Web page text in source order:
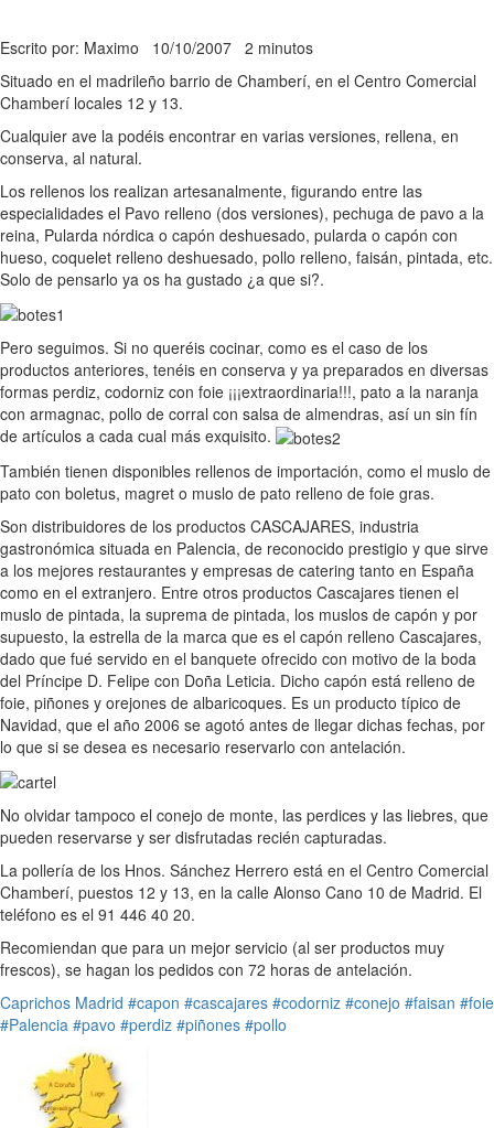
Escrito por: Maximo 10/10/2007 2 minutos
Situado en el madrileño barrio de Chamberí, en el Centro Comercial
Chamberí locales 12 y 13.
Cualquier ave la podéis encontrar en varias versiones, rellena, en
conserva, al natural.
Los rellenos los realizan artesanalmente, figurando entre las
especialidades el Pavo relleno (dos versiones), pechuga de pavo a la
reina, Pularda nórdica o capón deshuesado, pularda o capón con
hueso, coquelet relleno deshuesado, pollo relleno, faisán, pintada, etc.
Solo de pensarlo ya os ha gustado ¿a que si?.
Pero seguimos. Si no queréis cocinar, como es el caso de los
productos anteriores, tenéis en conserva y ya preparados en diversas
formas perdiz, codorniz con foie ¡¡¡extraordinaria!!!, pato a la naranja
con armagnac, pollo de corral con salsa de almendras, así un sin fín
de artículos a cada cual más exquisito.
También tienen disponibles rellenos de importación, como el muslo de
pato con boletus, magret o muslo de pato relleno de foie gras.
Son distribuidores de los productos CASCAJARES, industria
gastronómica situada en Palencia, de reconocido prestigio y que sirve
a los mejores restaurantes y empresas de catering tanto en España
como en el extranjero. Entre otros productos Cascajares tienen el
muslo de pintada, la suprema de pintada, los muslos de capón y por
supuesto, la estrella de la marca que es el capón relleno Cascajares,
dado que fué servido en el banquete ofrecido con motivo de la boda
del Príncipe D. Felipe con Doña Leticia. Dicho capón está relleno de
foie, piñones y orejones de albaricoques. Es un producto típico de
Navidad, que el año 2006 se agotó antes de llegar dichas fechas, por
lo que si se desea es necesario reservarlo con antelación.
No olvidar tampoco el conejo de monte, las perdices y las liebres, que
pueden reservarse y ser disfrutadas recién capturadas.
La pollería de los Hnos. Sánchez Herrero está en el Centro Comercial
Chamberí, puestos 12 y 13, en la calle Alonso Cano 10 de Madrid. El
teléfono es el 91 446 40 20.
Recomiendan que para un mejor servicio (al ser productos muy
frescos), se hagan los pedidos con 72 horas de antelación.
Caprichos Madrid #capon #cascajares #codorniz #conejo #faisan #foie
#Palencia #pavo #perdiz #piñones #pollo